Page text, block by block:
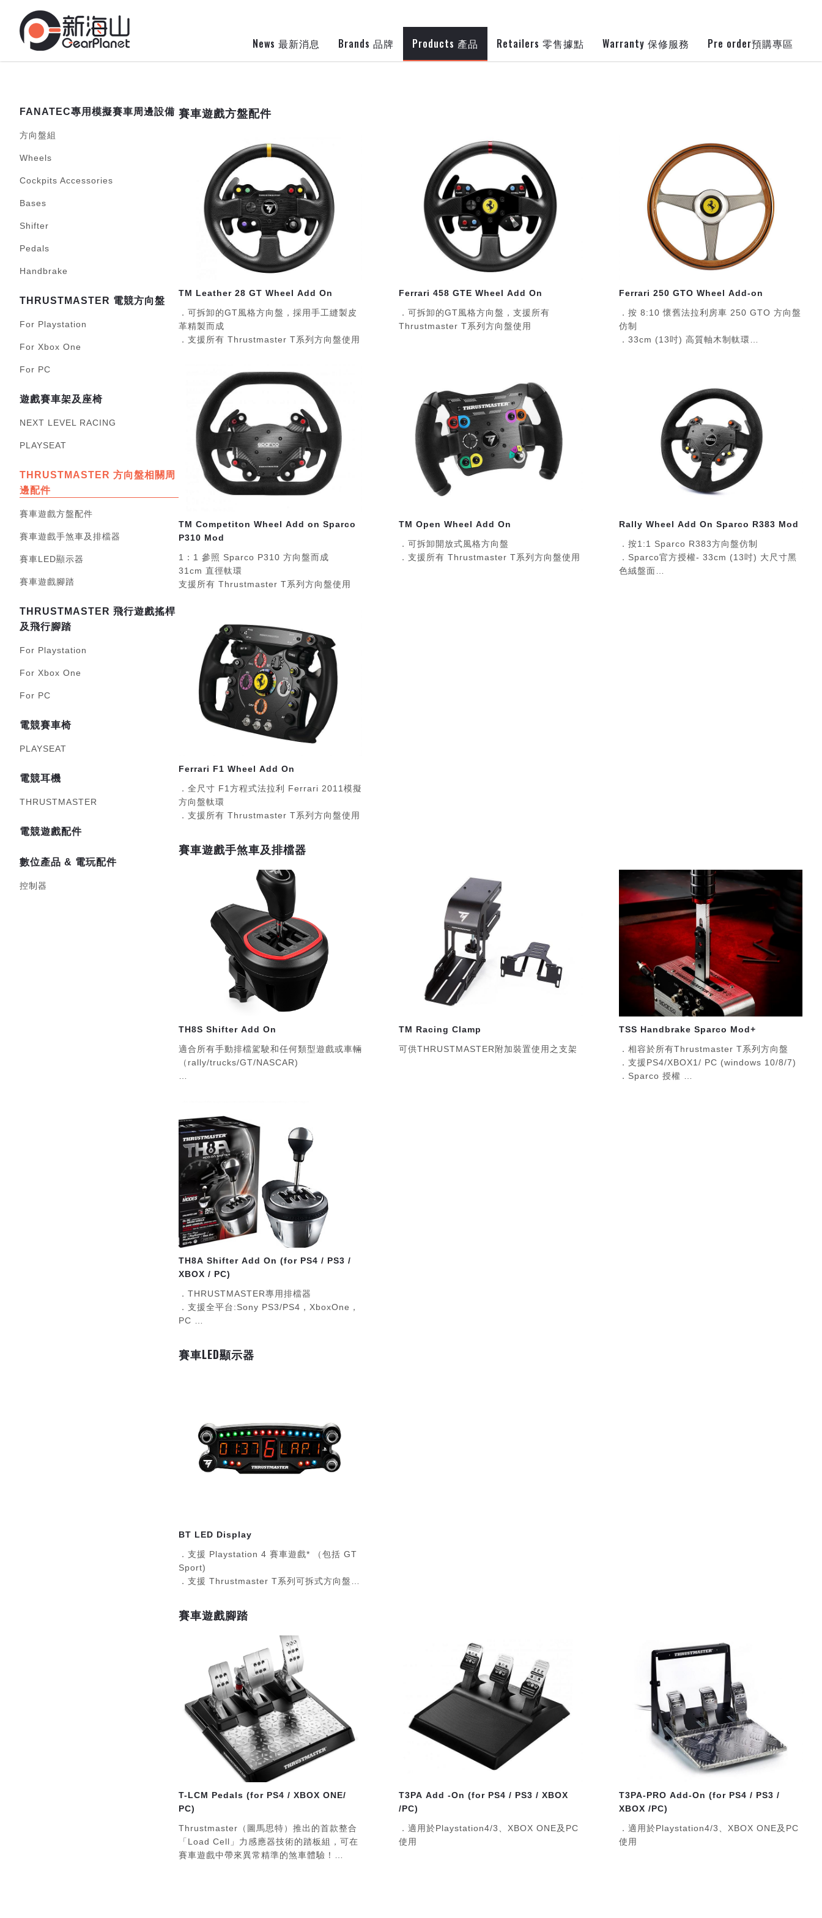
News 最新消息 Brands 品牌 Products 產品 Retailers 零售據點 Warranty 保修服務 Pre order預購專區
ESWAP X2 PRO
FANATEC專用模擬賽車周邊設備
方向盤組
Wheels
Cockpits Accessories
Bases
Shifter
Pedals
Handbrake
THRUSTMASTER 電競方向盤
For Playstation
For Xbox One
For PC
遊戲賽車架及座椅
NEXT LEVEL RACING
PLAYSEAT
THRUSTMASTER 方向盤相關周
邊配件
賽車遊戲方盤配件
賽車遊戲手煞車及排檔器
賽車LED顯示器
賽車遊戲腳踏
THRUSTMASTER 飛行遊戲搖桿
及飛行腳踏
For Playstation
For Xbox One
For PC
電競賽車椅
PLAYSEAT
電競耳機
THRUSTMASTER
電競遊戲配件
數位產品 & 電玩配件
控制器
賽車遊戲方盤配件
TM Leather 28 GT Wheel Add On
．可拆卸的GT風格方向盤，採用手工縫製皮
革精製而成
．支援所有 Thrustmaster T系列方向盤使用
Ferrari 458 GTE Wheel Add On
．可拆卸的GT風格方向盤，支援所有
Thrustmaster T系列方向盤使用
Ferrari 250 GTO Wheel Add-on
．按 8:10 懷舊法拉利房車 250 GTO 方向盤
仿制
．33cm (13吋) 高質軸木制軚環
TM Competiton Wheel Add on Sparco
P310 Mod
1：1 參照 Sparco P310 方向盤而成
31cm 直徑軚環
支援所有 Thrustmaster T系列方向盤使用
TM Open Wheel Add On
．可拆卸開放式風格方向盤
．支援所有 Thrustmaster T系列方向盤使用
Rally Wheel Add On Sparco R383 Mod
．按1:1 Sparco R383方向盤仿制
．Sparco官方授權- 33cm (13吋) 大尺寸黑
色絨盤面
Ferrari F1 Wheel Add On
．全尺寸 F1方程式法拉利 Ferrari 2011模擬
方向盤軚環
．支援所有 Thrustmaster T系列方向盤使用
賽車遊戲手煞車及排檔器
TH8S Shifter Add On
適合所有手動排檔駕駛和任何類型遊戲或車輛
（rally/trucks/GT/NASCAR)
USB 及 DIN 連接頭
支援 Playstation 5/ 4 & XBOX & PC
TM Racing Clamp
可供THRUSTMASTER附加裝置使用之支架
TSS Handbrake Sparco Mod+
．相容於所有Thrustmaster T系列方向盤
．支援PS4/XBOX1/ PC (windows 10/8/7)
．Sparco 授權
TH8A Shifter Add On (for PS4 / PS3 /
XBOX / PC)
．THRUSTMASTER專用排檔器
．支援全平台:Sony PS3/PS4，XboxOne，
PC
．全金屬設計，質感一流。
賽車LED顯示器
BT LED Display
．支援 Playstation 4 賽車遊戲* （包括 GT
Sport)
．支援 Thrustmaster T系列可拆式方向盤使
賽車遊戲腳踏
T-LCM Pedals (for PS4 / XBOX ONE/
PC)
Thrustmaster（圖馬思特）推出的首款整合
「Load Cell」力感應器技術的踏板組，可在
賽車遊戲中帶來異常精準的煞車體驗！
T3PA Add -On (for PS4 / PS3 / XBOX
/PC)
．適用於Playstation4/3、XBOX ONE及PC
使用
T3PA-PRO Add-On (for PS4 / PS3 /
XBOX /PC)
．適用於Playstation4/3、XBOX ONE及PC
使用